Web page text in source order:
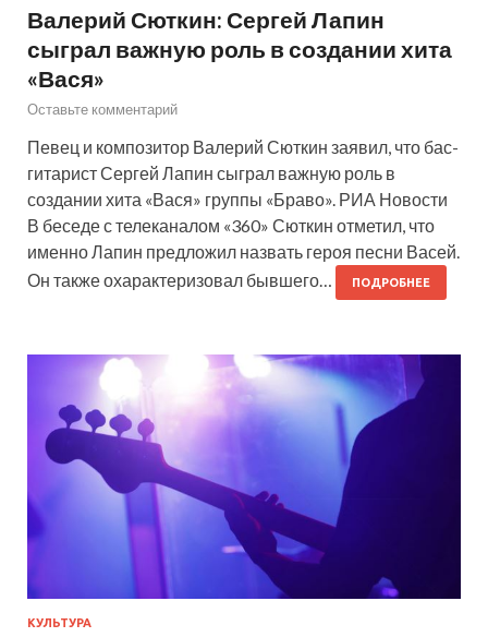
Валерий Сюткин: Сергей Лапин
сыграл важную роль в создании хита
«Вася»
Оставьте комментарий
Певец и композитор Валерий Сюткин заявил, что бас-
гитарист Сергей Лапин сыграл важную роль в
создании хита «Вася» группы «Браво». РИА Новости
В беседе с телеканалом «360» Сюткин отметил, что
именно Лапин предложил назвать героя песни Васей.
Он также охарактеризовал бывшего…
ПОДРОБНЕЕ
КУЛЬТУРА